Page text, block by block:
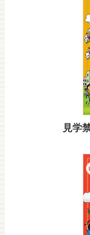
見学